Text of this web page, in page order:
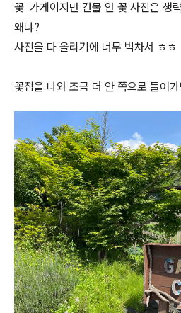
꽃 가게이지만 건물 안 꽃 사진은 생
왜냐?
사진을 다 올리기에 너무 벅차서 ㅎㅎ
꽃집을 나와 조금 더 안 쪽으로 들어가